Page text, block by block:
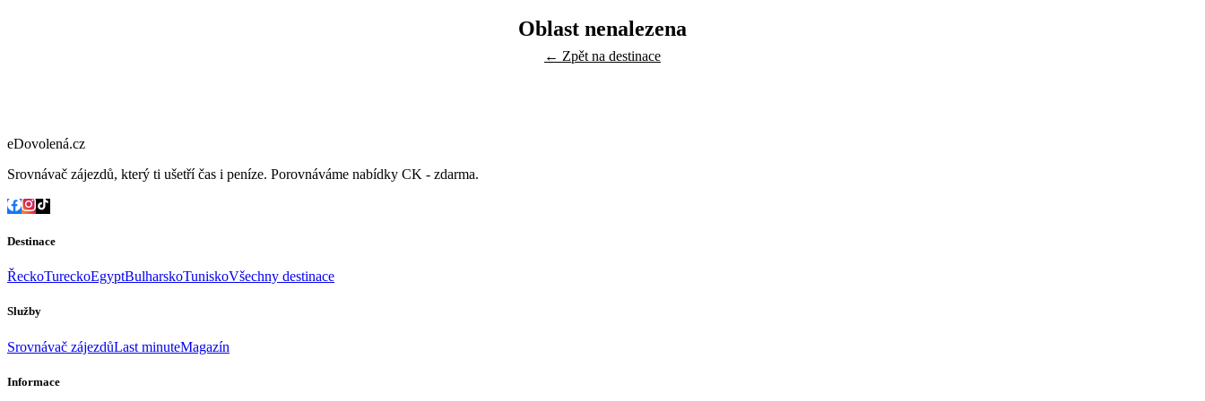
Oblast nenalezena
← Zpět na destinace
eDovolená.cz
Srovnávač zájezdů, který ti ušetří čas i peníze. Porovnáváme nabídky CK - zdarma.
Destinace
ŘeckoTureckoEgyptBulharskoTuniskoVšechny destinace
Služby
Srovnávač zájezdůLast minuteMagazín
Informace